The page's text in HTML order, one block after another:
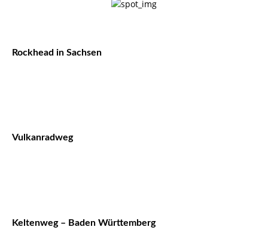
Rockhead in Sachsen
Vulkanradweg
Keltenweg – Baden Württemberg